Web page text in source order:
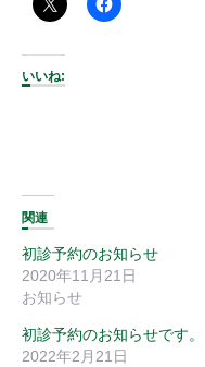
いいね:
関連
初診予約のお知らせ
2020年11月21日
お知らせ
初診予約のお知らせです。
2022年2月21日